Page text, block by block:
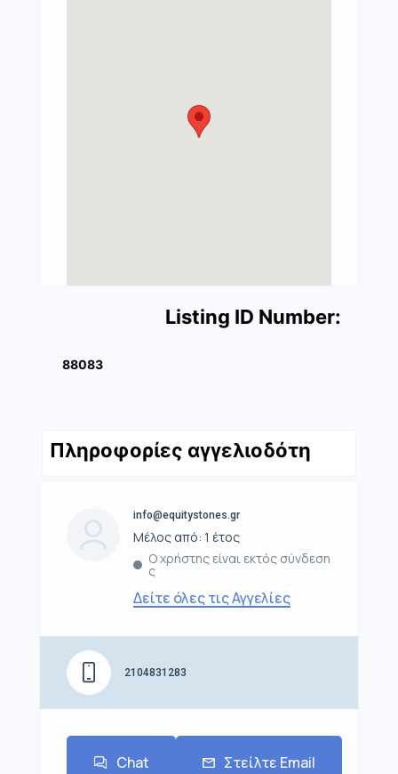
Listing ID Number:
88083
Πληροφορίες αγγελιοδότη
info@equitystones.gr
Μέλος από: 1 έτος
Ο χρήστης είναι εκτός σύνδεση
ς
Δείτε όλες τις Αγγελίες
2104831283
Chat Στείλτε Email